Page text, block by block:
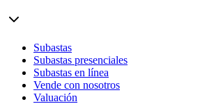
Subastas
Subastas presenciales
Subastas en línea
Vende con nosotros
Valuación